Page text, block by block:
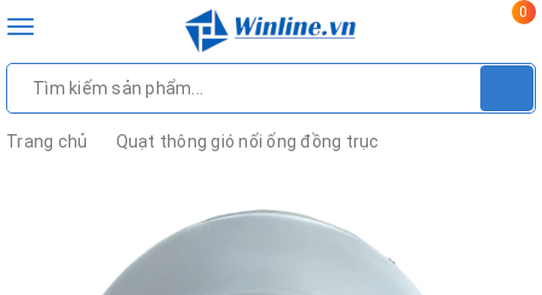
Toggle
0
Trang chủ Quạt thông gió nối ống đồng trục